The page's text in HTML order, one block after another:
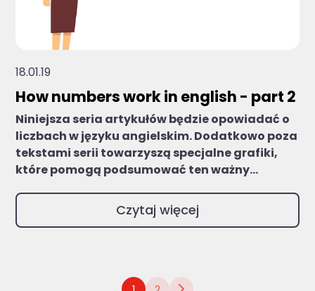
18.01.19
How numbers work in english - part 2
Niniejsza seria artykułów będzie opowiadać o
liczbach w języku angielskim. Dodatkowo poza
tekstami serii towarzyszą specjalne grafiki,
które pomogą podsumować ten ważny...
Czytaj więcej